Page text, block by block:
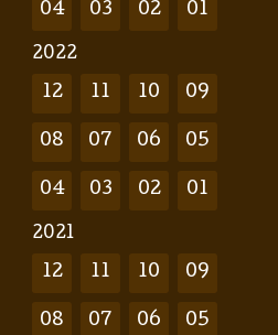
04 03 02 01
2022
12 11 10 09
08 07 06 05
04 03 02 01
2021
12 11 10 09
08 07 06 05